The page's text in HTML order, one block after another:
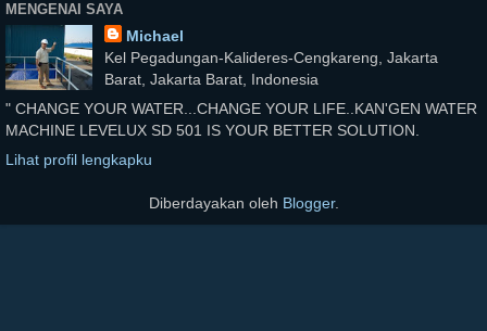
MENGENAI SAYA
Michael
Kel Pegadungan-Kalideres-Cengkareng, Jakarta
Barat, Jakarta Barat, Indonesia
" CHANGE YOUR WATER...CHANGE YOUR LIFE..KAN'GEN WATER
MACHINE LEVELUX SD 501 IS YOUR BETTER SOLUTION.
Lihat profil lengkapku
Diberdayakan oleh Blogger.